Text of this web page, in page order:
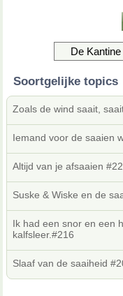
Soortgelijke topics
Zoals de wind saait,
Iemand voor de saaien
Altijd van je afsaaien
Suske & Wiske en de
Ik had een snor en een
kalfsleer.#216
Slaaf van de saaiheid